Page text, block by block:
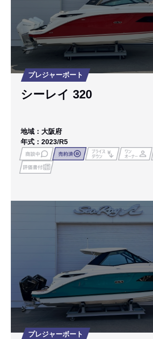
プレジャーボート
シーレイ 320
地域：大阪府
年式：2023/R5
プレジャーボート